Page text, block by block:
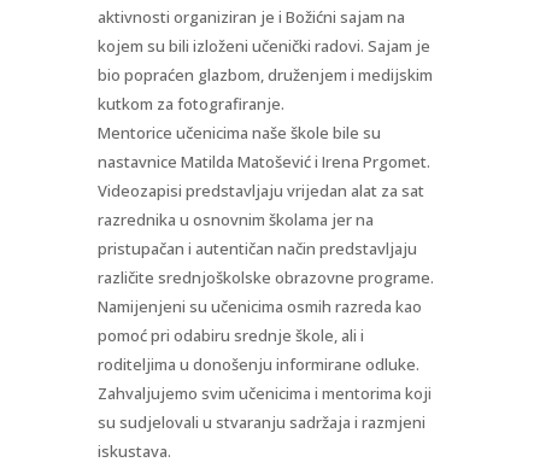
aktivnosti organiziran je i Božićni sajam na
kojem su bili izloženi učenički radovi. Sajam je
bio popraćen glazbom, druženjem i medijskim
kutkom za fotografiranje.
Mentorice učenicima naše škole bile su
nastavnice Matilda Matošević i Irena Prgomet.
Videozapisi predstavljaju vrijedan alat za sat
razrednika u osnovnim školama jer na
pristupačan i autentičan način predstavljaju
različite srednjoškolske obrazovne programe.
Namijenjeni su učenicima osmih razreda kao
pomoć pri odabiru srednje škole, ali i
roditeljima u donošenju informirane odluke.
Zahvaljujemo svim učenicima i mentorima koji
su sudjelovali u stvaranju sadržaja i razmjeni
iskustava.